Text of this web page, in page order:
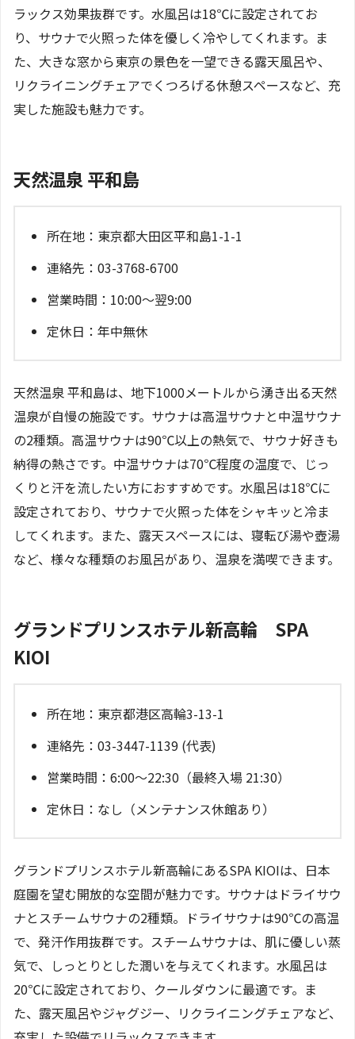
ラックス効果抜群です。水風呂は18℃に設定されてお
り、サウナで火照った体を優しく冷やしてくれます。ま
た、大きな窓から東京の景色を一望できる露天風呂や、
リクライニングチェアでくつろげる休憩スペースなど、充
実した施設も魅力です。
天然温泉 平和島
所在地：東京都大田区平和島1-1-1
連絡先：03-3768-6700
営業時間：10:00～翌9:00
定休日：年中無休
天然温泉 平和島は、地下1000メートルから湧き出る天然
温泉が自慢の施設です。サウナは高温サウナと中温サウナ
の2種類。高温サウナは90℃以上の熱気で、サウナ好きも
納得の熱さです。中温サウナは70℃程度の温度で、じっ
くりと汗を流したい方におすすめです。水風呂は18℃に
設定されており、サウナで火照った体をシャキッと冷ま
してくれます。また、露天スペースには、寝転び湯や壺湯
など、様々な種類のお風呂があり、温泉を満喫できます。
グランドプリンスホテル新高輪 SPA
KIOI
所在地：東京都港区高輪3-13-1
連絡先：03-3447-1139 (代表)
営業時間：6:00～22:30（最終入場 21:30）
定休日：なし（メンテナンス休館あり）
グランドプリンスホテル新高輪にあるSPA KIOIは、日本
庭園を望む開放的な空間が魅力です。サウナはドライサウ
ナとスチームサウナの2種類。ドライサウナは90℃の高温
で、発汗作用抜群です。スチームサウナは、肌に優しい蒸
気で、しっとりとした潤いを与えてくれます。水風呂は
20℃に設定されており、クールダウンに最適です。ま
た、露天風呂やジャグジー、リクライニングチェアなど、